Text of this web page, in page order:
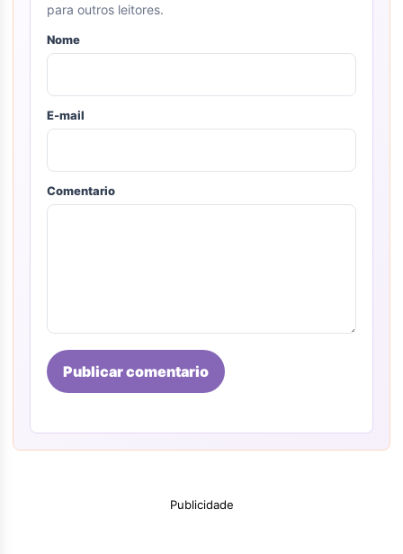
para outros leitores.
Nome
E-mail
Comentario
Publicar comentario
Publicidade